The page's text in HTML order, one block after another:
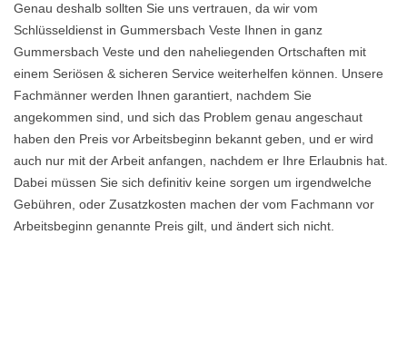
Genau deshalb sollten Sie uns vertrauen, da wir vom
Schlüsseldienst in Gummersbach Veste Ihnen in ganz
Gummersbach Veste und den naheliegenden Ortschaften mit
einem Seriösen & sicheren Service weiterhelfen können. Unsere
Fachmänner werden Ihnen garantiert, nachdem Sie
angekommen sind, und sich das Problem genau angeschaut
haben den Preis vor Arbeitsbeginn bekannt geben, und er wird
auch nur mit der Arbeit anfangen, nachdem er Ihre Erlaubnis hat.
Dabei müssen Sie sich definitiv keine sorgen um irgendwelche
Gebühren, oder Zusatzkosten machen der vom Fachmann vor
Arbeitsbeginn genannte Preis gilt, und ändert sich nicht.